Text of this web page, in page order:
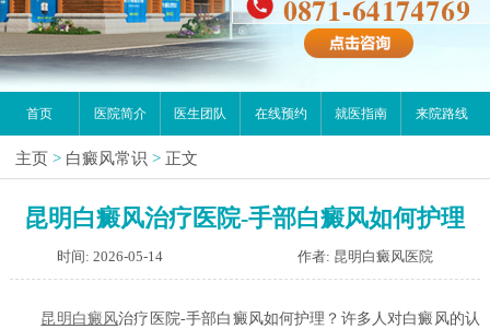
首页 医院简介 医生团队 在线预约 就医指南 来院路线
主页 > 白癜风常识 > 正文
昆明白癜风治疗医院-手部白癜风如何护理
时间: 2026-05-14 作者: 昆明白癜风医院
昆明白癜风治疗医院-手部白癜风如何护理？许多人对白癜风的认